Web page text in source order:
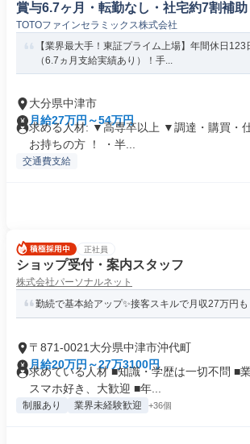
賞与6.7ヶ月・転勤なし・社宅約7割補
体向け部品で業績急拡大を支えるTOTO
TOTOファインセラミックス株式会社
【業界最大手！東証プライム上場】年間休日123
（6.7ヵ月支給実績あり）！手...
大分県中津市
月給27万円～54万円
求める人材: ▼高専卒以上 ▼調達・購買・
お持ちの方 ！ ・半...
交通費支給
正社員
ショップ受付・案内スタッフ
株式会社パーソナルネット
勤続で基本給アップ✨接客スキルで月収27万円も
〒871-0021大分県中津市沖代町
月給20万円～27万3100円
求めている人材 ■知識・学歴は一切不問 ■
スマホ好き、大歓迎 ■年...
制服あり 業界未経験歓迎 +36個